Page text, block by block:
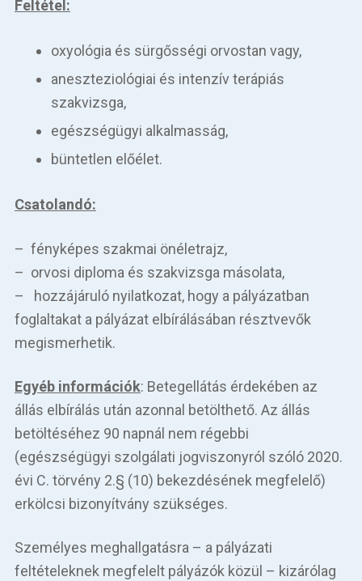
Feltétel:
oxyológia és sürgősségi orvostan vagy,
aneszteziológiai és intenzív terápiás
szakvizsga,
egészségügyi alkalmasság,
büntetlen előélet.
Csatolandó:
– fényképes szakmai önéletrajz,
– orvosi diploma és szakvizsga másolata,
– hozzájáruló nyilatkozat, hogy a pályázatban
foglaltakat a pályázat elbírálásában résztvevők
megismerhetik.
Egyéb információk: Betegellátás érdekében az
állás elbírálás után azonnal betölthető. Az állás
betöltéséhez 90 napnál nem régebbi
(egészségügyi szolgálati jogviszonyról szóló 2020.
évi C. törvény 2.§ (10) bekezdésének megfelelő)
erkölcsi bizonyítvány szükséges.
Személyes meghallgatásra – a pályázati
feltételeknek megfelelt pályázók közül – kizárólag